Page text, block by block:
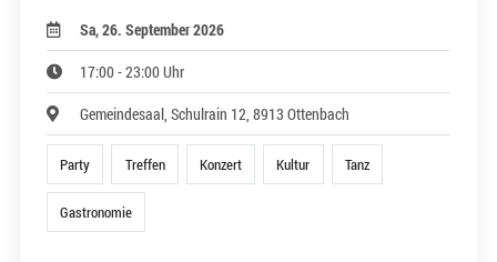
Sa, 26. September 2026
17:00 - 23:00 Uhr
Gemeindesaal, Schulrain 12, 8913 Ottenbach
Party Treffen Konzert Kultur Tanz
Gastronomie